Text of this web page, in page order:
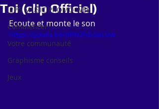
J2PG MUSIC PROMO WEB
Commencer
Votre communauté
Graphisme conseils
Jeux
Toi (clip Officiel)
Ecoute et monte le son
https://youtu.be/dRN2hbGaLUw